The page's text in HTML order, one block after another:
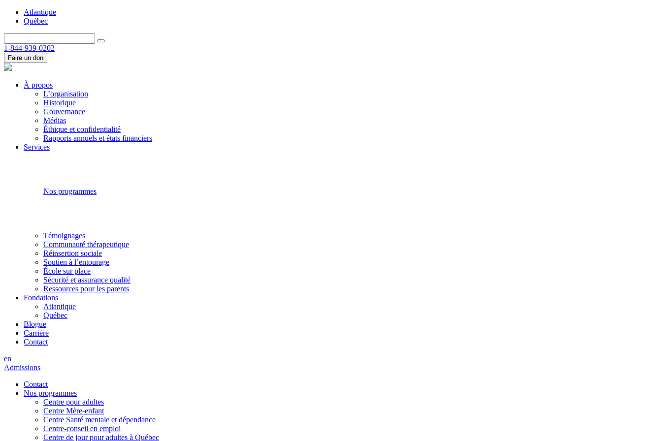
Atlantique
Québec
1-844-939-0202
Faire un don
À propos
L’organisation
Historique
Gouvernance
Médias
Éthique et confidentialité
Rapports annuels et états financiers
Services
Nos programmes
Témoignages
Communauté thérapeutique
Réinsertion sociale
Soutien à l’entourage
École sur place
Sécurité et assurance qualité
Ressources pour les parents
Fondations
Atlantique
Québec
Blogue
Carrière
Contact
en
Admissions
Contact
Nos programmes
Centre pour adultes
Centre Mère-enfant
Centre Santé mentale et dépendance
Centre-conseil en emploi
Centre de jour pour adultes à Québec